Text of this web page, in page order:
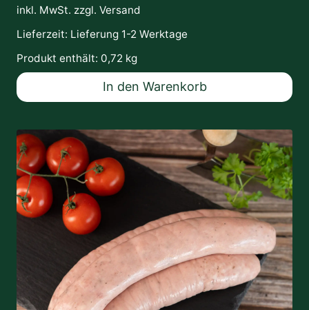
inkl. MwSt. zzgl. Versand
Lieferzeit: Lieferung 1-2 Werktage
Produkt enthält: 0,72 kg
In den Warenkorb